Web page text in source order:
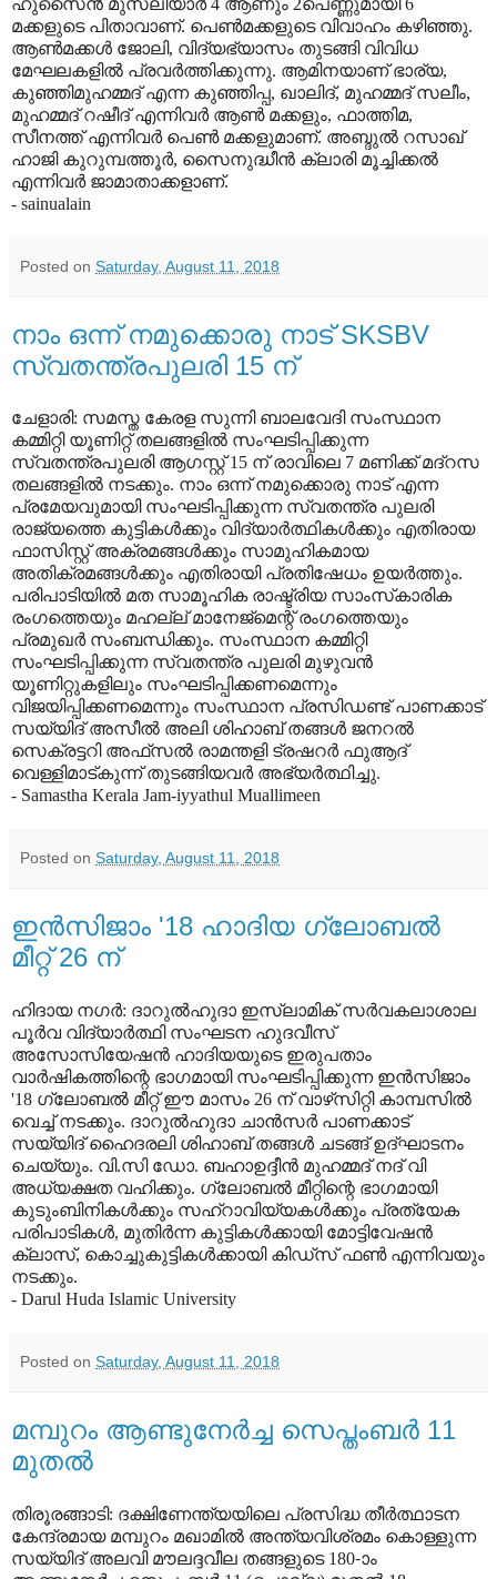
മക്കളുടെ പിതാവാണ്. പെൺമക്കളുടെ വിവാഹം കഴിഞ്ഞു.
ആൺമക്കൾ ജോലി, വിദ്യഭ്യാസം തുടങ്ങി വിവിധ
മേഘലകളിൽ പ്രവർത്തിക്കുന്നു. ആമിനയാണ് ഭാര്യ,
കുഞ്ഞിമുഹമ്മദ് എന്ന കുഞ്ഞിപ്പ, ഖാലിദ്, മുഹമ്മദ് സലീം,
മുഹമ്മദ് റഷീദ്‌ എന്നിവർ ആൺ മക്കളും, ഫാത്തിമ,
സീനത്ത് എന്നിവർ പെൺ മക്കളുമാണ്. അബ്ദുൽ റസാഖ്
ഹാജി കുറുമ്പത്തൂർ, സൈനുദ്ധീൻ ക്ലാരി മൂച്ചിക്കൽ
എന്നിവർ ജാമാതാക്കളാണ്.
- sainualain
Posted on Saturday, August 11, 2018
നാം ഒന്ന് നമുക്കൊരു നാട് SKSBV
സ്വതന്ത്രപുലരി 15 ന്
ചേളാരി: സമസ്ത കേരള സുന്നി ബാലവേദി സംസ്ഥാന
കമ്മിറ്റി യൂണിറ്റ് തലങ്ങളില്‍ സംഘടിപ്പിക്കുന്ന
സ്വതന്ത്രപുലരി ആഗസ്റ്റ് 15 ന് രാവിലെ 7 മണിക്ക് മദ്‌റസ
തലങ്ങളില്‍ നടക്കും. നാം ഒന്ന് നമുക്കൊരു നാട് എന്ന
പ്രമേയവുമായി സംഘടിപ്പിക്കുന്ന സ്വതന്ത്ര പുലരി
രാജ്യത്തെ കുട്ടികള്‍ക്കും വിദ്യാര്‍ത്ഥികള്‍ക്കും എതിരായ
ഫാസിസ്റ്റ് അക്രമങ്ങള്‍ക്കും സാമുഹികമായ
അതിക്രമങ്ങള്‍ക്കും എതിരായി പ്രതിഷേധം ഉയര്‍ത്തും.
പരിപാടിയില്‍ മത സാമൂഹിക രാഷ്ട്രിയ സാംസ്‌കാരിക
രംഗത്തെയും മഹല്ല് മാനേജ്‌മെന്റ് രംഗത്തെയും
പ്രമുഖര്‍ സംബന്ധിക്കും. സംസ്ഥാന കമ്മിറ്റി
സംഘടിപ്പിക്കുന്ന സ്വതന്ത്ര പുലരി മുഴുവന്‍
യൂണിറ്റുകളിലും സംഘടിപ്പിക്കണമെന്നും
വിജയിപ്പിക്കണമെന്നും സംസ്ഥാന പ്രസിഡണ്ട് പാണക്കാട്
സയ്യിദ് അസീല്‍ അലി ശിഹാബ് തങ്ങള്‍ ജനറല്‍
സെക്രട്ടറി അഫ്‌സല്‍ രാമന്തളി ട്രഷറര്‍ ഫുആദ്
വെള്ളിമാട്കുന്ന് തുടങ്ങിയവര്‍ അഭ്യര്‍ത്ഥിച്ചു.
- Samastha Kerala Jam-iyyathul Muallimeen
Posted on Saturday, August 11, 2018
ഇന്‍സിജാം '18 ഹാദിയ ഗ്ലോബല്‍
മീറ്റ് 26 ന്
ഹിദായ നഗര്‍: ദാറുല്‍ഹുദാ ഇസ്‌ലാമിക് സര്‍വകലാശാല
പൂര്‍വ വിദ്യാര്‍ത്ഥി സംഘടന ഹുദവീസ്
അസോസിയേഷന്‍ ഹാദിയയുടെ ഇരുപതാം
വാര്‍ഷികത്തിന്റെ ഭാഗമായി സംഘടിപ്പിക്കുന്ന ഇന്‍സിജാം
'18 ഗ്ലോബല്‍ മീറ്റ് ഈ മാസം 26 ന് വാഴ്‌സിറ്റി കാമ്പസില്‍
വെച്ച് നടക്കും. ദാറുല്‍ഹുദാ ചാന്‍സര്‍ പാണക്കാട്
സയ്യിദ് ഹൈദരലി ശിഹാബ് തങ്ങള്‍ ചടങ്ങ് ഉദ്ഘാടനം
ചെയ്യും. വി.സി ഡോ. ബഹാഉദ്ദീന്‍ മുഹമ്മദ് നദ് വി
അധ്യക്ഷത വഹിക്കും. ഗ്ലോബല്‍ മീറ്റിന്റെ ഭാഗമായി
കുടുംബിനികള്‍ക്കും സഹ്‌റാവിയ്യകള്‍ക്കും പ്രത്യേക
പരിപാടികള്‍, മുതിര്‍ന്ന കുട്ടികള്‍ക്കായി മോട്ടിവേഷന്‍
ക്ലാസ്, കൊച്ചുകുട്ടികള്‍ക്കായി കിഡ്‌സ് ഫണ്‍ എന്നിവയും
നടക്കും.
- Darul Huda Islamic University
Posted on Saturday, August 11, 2018
മമ്പുറം ആണ്ടുനേര്‍ച്ച സെപ്തംബര്‍ 11
മുതല്‍
തിരൂരങ്ങാടി: ദക്ഷിണേന്ത്യയിലെ പ്രസിദ്ധ തീര്‍ത്ഥാടന
കേന്ദ്രമായ മമ്പുറം മഖാമില്‍ അന്ത്യവിശ്രമം കൊള്ളുന്ന
സയ്യിദ് അലവി മൗലദ്ദവീല തങ്ങളുടെ 180-ാം